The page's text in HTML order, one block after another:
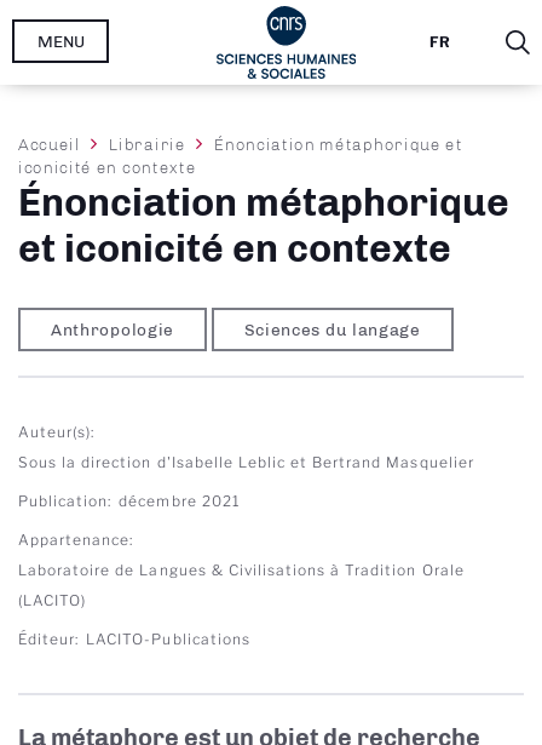
Aller
FR
MENU
Fil
d'Ariane
Accueil Librairie
Énonciation métaphorique et
iconicité en contexte
Énonciation métaphorique
et iconicité en contexte
Anthropologie Sciences du langage
Auteur(s)
Sous la direction d'Isabelle Leblic et Bertrand Masquelier
Publication décembre 2021
Appartenance
Laboratoire de Langues & Civilisations à Tradition Orale
(LACITO)
Éditeur LACITO-Publications
La métaphore est un objet de recherche